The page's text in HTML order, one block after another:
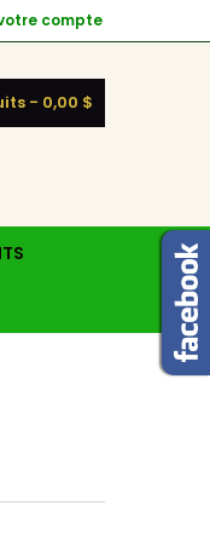
compte
- 0,00 $